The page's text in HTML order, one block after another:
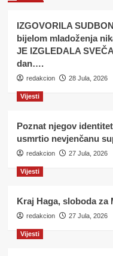
IZGOVORILA
bijelom mladoženja
JE IZGLEDALA
dan….
redakcion 28 Jula, 2026
Vijesti
Poznat njegov
usmrtio nevjenčanu
redakcion 27 Jula, 2026
Vijesti
Kraj Haga, sloboda za
redakcion 27 Jula, 2026
Vijesti